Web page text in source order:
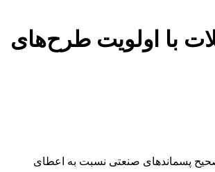
با اولویت طرح‌های
پسماندهای صنعتی نسبت به اعطای